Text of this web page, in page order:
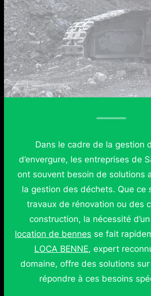
Dans le cadre de la gestion
d’envergure, les entreprises de
ont souvent besoin de solutions
la gestion des déchets. Que ce
travaux de rénovation ou des
construction, la nécessité
location de bennes se fait
LOCA BENNE, expert
domaine, offre des solutions
répondre à ces besoins